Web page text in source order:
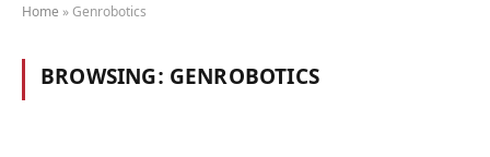
Home »Genrobotics
BROWSING: GENROBOTICS